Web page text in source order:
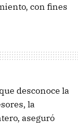
con fines
desconoce la
la
aseguró